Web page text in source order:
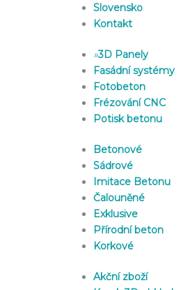
Slovensko
Kontakt
»3D Panely
Fasádní systémy
Fotobeton
Frézování CNC
Potisk betonu
Betonové
Sádrové
Imitace Betonu
Čalouněné
Exklusive
Přírodní beton
Korkové
Akční zboží